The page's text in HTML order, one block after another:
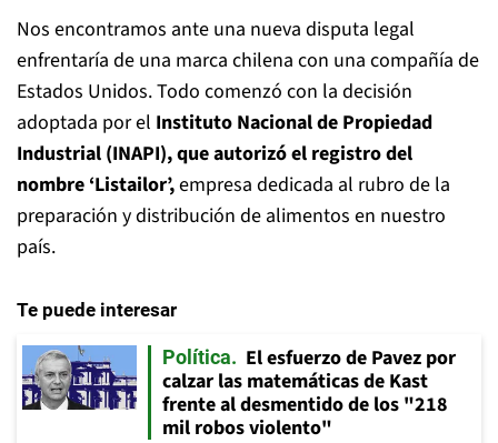
Nos encontramos ante una nueva disputa legal
enfrentaría de una marca chilena con una compañía de
Estados Unidos. Todo comenzó con la decisión
adoptada por el Instituto Nacional de Propiedad
Industrial (INAPI), que autorizó el registro del
nombre ‘Listailor’,empresa dedicada al rubro de la
preparación y distribución de alimentos en nuestro
país.
Te puede interesar
Política
El esfuerzo de Pavez por
calzar las matemáticas de Kast
frente al desmentido de los "218
mil robos violento"